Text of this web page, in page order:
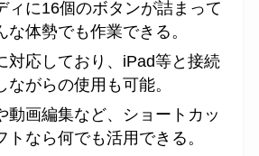
ィに16個のボタンが詰まって
な体勢でも作業できる。
対応しており、iPad等と接続
ながらの使用も可能。
動画編集など、ショートカッ
トなら何でも活用できる。